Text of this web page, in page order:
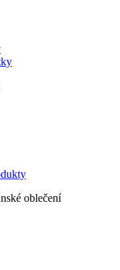
oblečení